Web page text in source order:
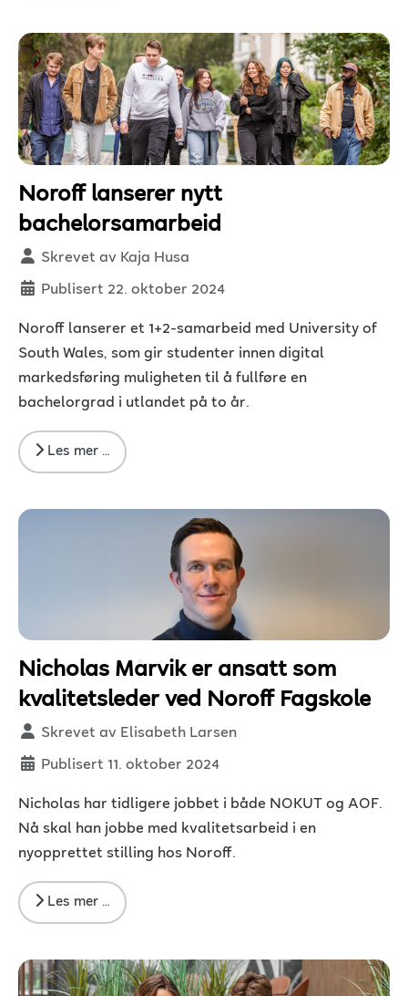
Noroff lanserer nytt
bachelorsamarbeid
Detaljer
Skrevet av Kaja Husa
Publisert 22. oktober 2024
Noroff lanserer et 1+2-samarbeid med University of
South Wales, som gir studenter innen digital
markedsføring muligheten til å fullføre en
bachelorgrad i utlandet på to år.
Les mer …
Nicholas Mårvik er ansatt som
kvalitetsleder ved Noroff Fagskole
Detaljer
Skrevet av Elisabeth Larsen
Publisert 11. oktober 2024
Nicholas har tidligere jobbet i både NOKUT og AOF.
Nå skal han jobbe med kvalitetsarbeid i en
nyopprettet stilling hos Noroff.
Les mer …